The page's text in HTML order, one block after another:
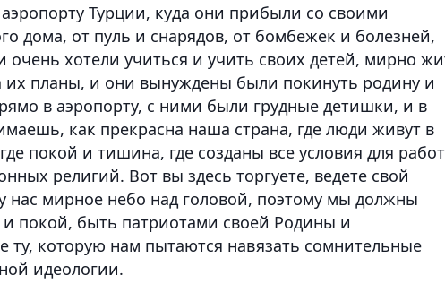
Турции, куда они прибыли со своими
дома, от пуль и снарядов, от бомбежек и болезней,
хотели учиться и учить своих детей, мирно
их планы, и они вынуждены были покинуть родину и
в аэропорту, с ними были грудные детишки, и в
как прекрасна наша страна, где люди живут в
покой и тишина, где созданы все условия для
религий. Вот вы здесь торгуете, ведете свой
нас мирное небо над головой, поэтому мы должны
покой, быть патриотами своей Родины и
ту, которую нам пытаются навязать сомнительные
идеологии.